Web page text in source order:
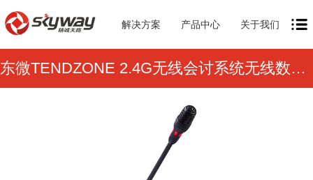
解决方案 产品中心 关于我们
东微TENDZONE 2.4G无线会讨系统无线数字会讨主席单元 Z-3001C